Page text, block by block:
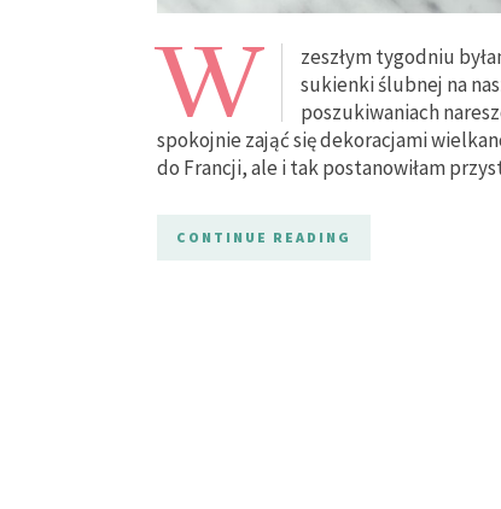
W
zeszłym tygodniu
sukienki ślubnej na
poszukiwaniach
spokojnie zająć się dekoracjami
do Francji, ale i tak postanowiłam
CONTINUE READING